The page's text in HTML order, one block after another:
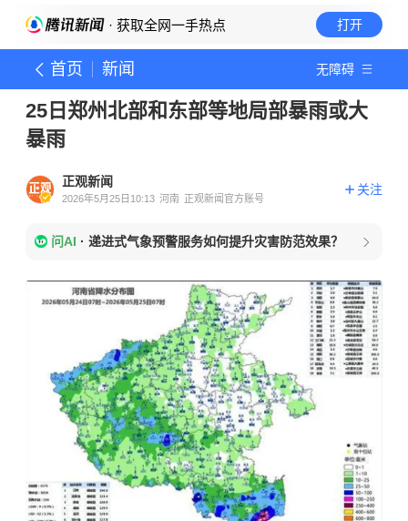
· 获取全网一手热点 打开
首页 新闻 无障碍
25日郑州北部和东部等地局部暴雨或大
暴雨
正观新闻
2026年5月25日10:13 河南 正观新闻官方账号
关注
问AI · 递进式气象预警服务如何提升灾害防范效果？